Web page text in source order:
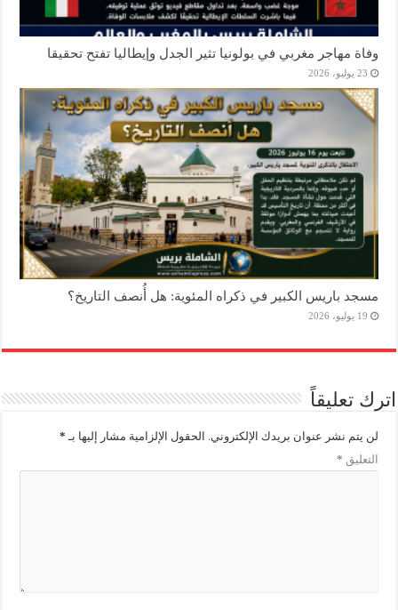
وفاة مهاجر مغربي في بولونيا تثير الجدل وإيطاليا تفتح تحقيقا
23 يوليو، 2026
مسجد باريس الكبير في ذكراه المئوية: هل أُنصف التاريخ؟
19 يوليو، 2026
اترك تعليقاً
لن يتم نشر عنوان بريدك الإلكتروني. الحقول الإلزامية مشار إليها بـ *
التعليق *